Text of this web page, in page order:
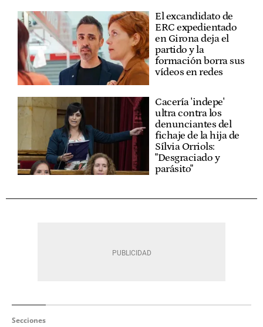
El excandidato de
ERC expedientado
en Girona deja el
partido y la
formación borra sus
vídeos en redes
Cacería 'indepe'
ultra contra los
denunciantes del
fichaje de la hija de
Sílvia Orriols:
"Desgraciado y
parásito"
Secciones